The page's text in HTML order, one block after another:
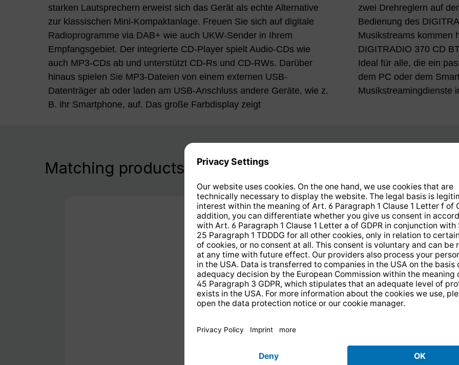
starken Lautsprechern erweist sich das Gerät als echte Alternative
zur klassischen Mini-Kompaktanlage. Freuen Sie sich auf digitale
Radioprogramme via DAB+ wie auch UKW-Sender in Ihrem
Empfangsgebiet. Der integrierte CD-Player spielt Audio-CDs wie
auch MP3-CDs ab und unterstützt CD-Rs und CD-RWs. Darüber
hinaus spielen Sie MP3-Dateien von einem externen USB-
Datenträger ab oder laden am USB-Anschluss andere Geräte, wie z.
B. ihr Smartphone, auf. Das große Farbdisplay zeigt
zwei Drehreglern auf der Gerätefront sorgt für die sehr einfache
Bedienung des DIGITRADIO 370 CD BT. Auch Fans von digitalen
Musikstreams kommen hier voll auf ihre Kosten, denn das
DIGITRADIO 370 CD BT empfängt Audiostreams via Bluetooth.
Ideal für alle, die ein passendes Abspielgerät für Musikdateien auf
dem PC oder dem Smartphone suchen oder die abonnierten
Musikstreamingdienste
Matching products